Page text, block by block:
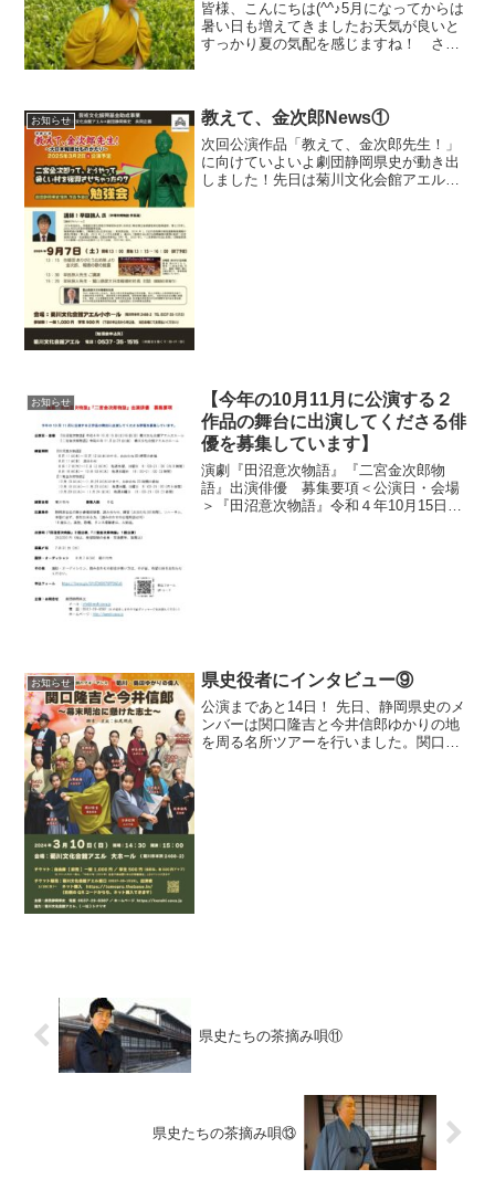
皆様、こんにちは(^^♪5月になってからは
暑い日も増えてきましたお天気が良いと
すっかり夏の気配を感じますね！ さ
るのは「小政」役の熊...
お知らせ 教えて、金次郎News①
次回公演作品「教えて、金次郎先生！」
に向けていよいよ劇団静岡県史が動き出
しました！先日は菊川文化会館アエル小
お知らせ
【今年の10月11月に公演する２
作品の舞台に出演してくださる俳
優を募集しています】
演劇『田沼意次物語』『二宮金次郎物
語』出演俳優 募集要項＜公演日・会場
＞『田沼意次物語』令和４年10月15日
お知らせ 県史役者にインタビュー⑨
公演まであと14日！ 先日、静岡県史のメ
ンバーは関口隆吉と今井信郎ゆかりの地
を周る名所ツアーを行いました。関口隆
県史たちの茶摘み唄⑪
県史たちの茶摘み唄⑬